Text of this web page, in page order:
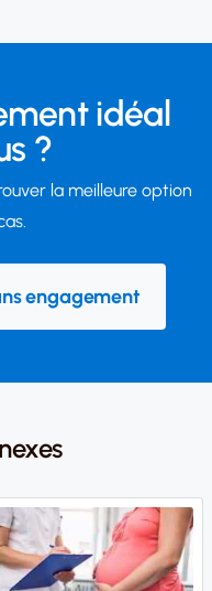
idéal
?
la meilleure option
engagement